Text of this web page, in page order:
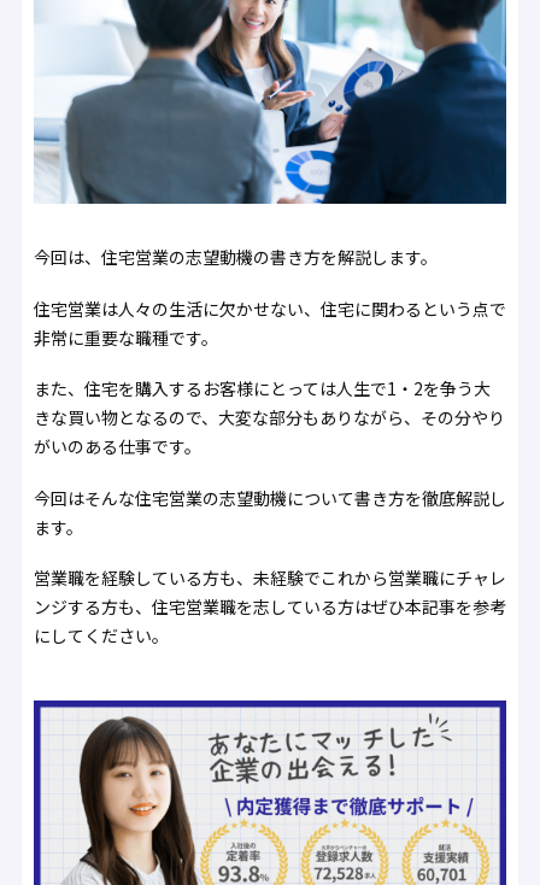
今回は、住宅営業の志望動機の書き方を解説します。
住宅営業は人々の生活に欠かせない、住宅に関わるという点で
非常に重要な職種です。
また、住宅を購入するお客様にとっては人生で1・2を争う大
きな買い物となるので、大変な部分もありながら、その分やり
がいのある仕事です。
今回はそんな住宅営業の志望動機について書き方を徹底解説し
ます。
営業職を経験している方も、未経験でこれから営業職にチャレ
ンジする方も、住宅営業職を志している方はぜひ本記事を参考
にしてください。